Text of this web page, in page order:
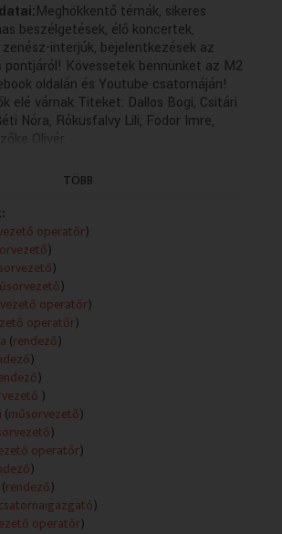
Meghökkentő témák, sikeres
beszélgetések, élő koncertek,
interjúk, bejelentkezések az
pontjáról! Kövessetek bennünket az M2
oldalán és Youtube csatornáján!
elé várnak Titeket: Dallos Bogi, Csitári
Nóra, Rókusfalvy Lili, Fodor Imre,
Olivér
köre adásonként változó.
TÖBB
operatőr)
)
)
)
vezető operatőr)
operatőr)
(rendező)
)
)
)
(műsorvezető)
)
operatőr)
)
(rendező)
csatornaigazgató)
operatőr)